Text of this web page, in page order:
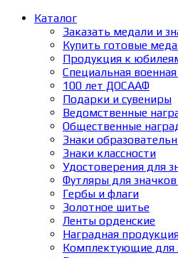
Каталог
Заказать медали и
Купить готовые
Продукция к
Специальная
100 лет ДОСААФ
Подарки и сувениры
Ведомственные
Общественные
Знаки
Знаки классности
Удостоверения для
Футляры для
Гербы и флаги
Золотное шитье
Ленты орденские
Наградная
Комплектующие для